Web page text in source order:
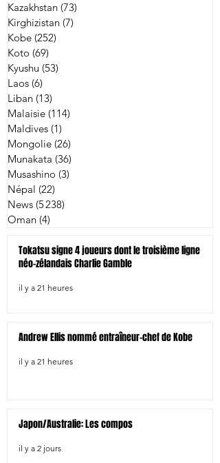
Kazakhstan (73)
Kirghizistan (7)
Kobe (252)
Koto (69)
Kyushu (53)
Laos (6)
Liban (13)
Malaisie (114)
Maldives (1)
Mongolie (26)
Munakata (36)
Musashino (3)
Népal (22)
News (5 238)
Oman (4)
Tokatsu signe 4 joueurs dont le troisième ligne
néo-zélandais Charlie Gamble
il y a 21 heures
Andrew Ellis nommé entraîneur-chef de Kobe
il y a 21 heures
Japon/Australie: Les compos
il y a 2 jours